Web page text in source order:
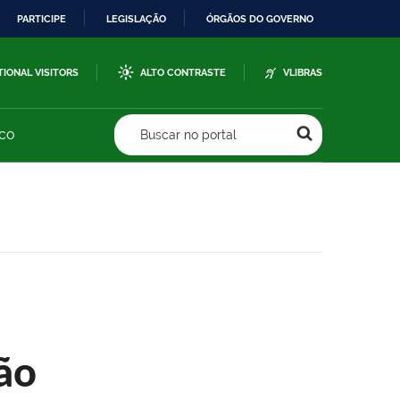
PARTICIPE LEGISLAÇÃO ÓRGÃOS DO GOVERNO
VISITORS ALTO CONTRASTE VLIBRAS
Buscar no portal